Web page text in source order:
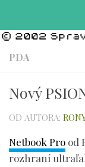
PDA
Nový
OD AUTORA:
Netbook Pro od
rozhraní